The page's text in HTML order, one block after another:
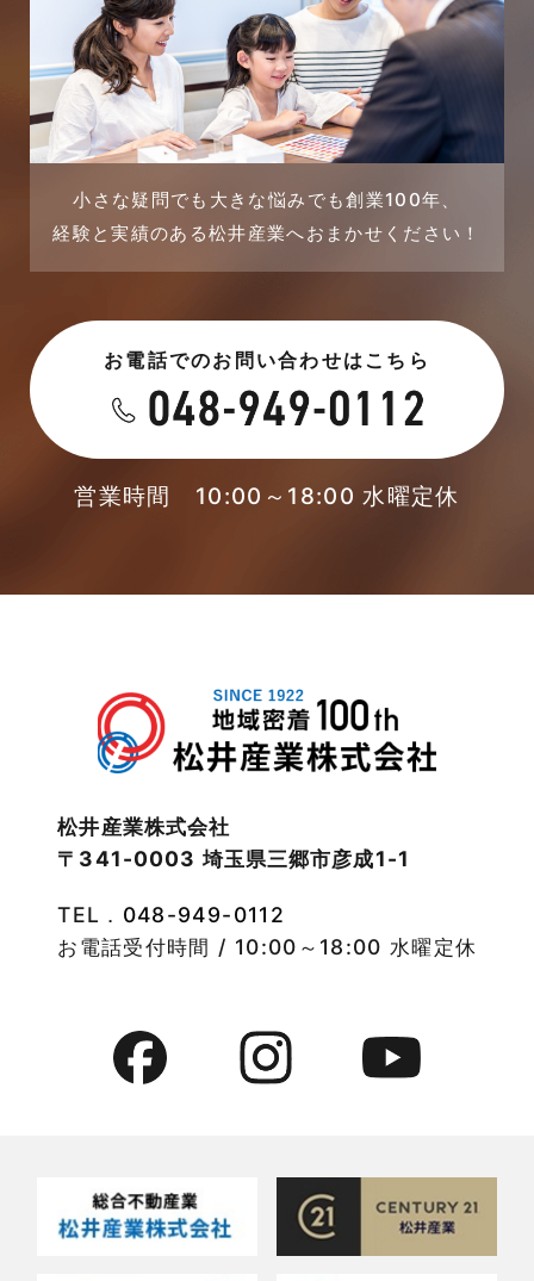
市民リフォームサービス
店舗・テナント施工事例
戸建賃貸住宅活用事例
採用情報
未分類
未分類
本店-ブログ
東武スカイツリーライン
注文住宅施工事例
物件検索
物件特集
竹ノ塚店-ブログ
貸倉庫・その他
貸店舗活用事例
2023年10月
2023年9月
2023年7月
2023年5月
2023年4月
2023年3月
2022年11月
2022年9月
2022年8月
2022年6月
2022年3月
小さな疑問でも大きな悩みでも創業100年、
経験と実績のある松井産業へおまかせください！
お電話でのお問い合わせはこちら
営業時間 10:00～18:00 水曜定休
松井産業株式会社
〒341-0003 埼玉県三郷市彦成1-1
TEL． 048-949-0112
お電話受付時間 / 10:00～18:00 水曜定休